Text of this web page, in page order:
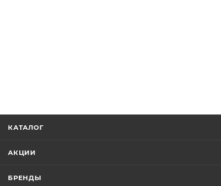
КАТАЛОГ
АКЦИИ
БРЕНДЫ